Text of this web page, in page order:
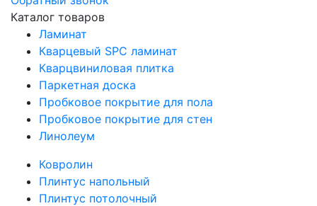
Каталог товаров
Ламинат
Кварцевый SPC ламинат
Кварцвиниловая плитка
Паркетная доска
Пробковое покрытие для пола
Пробковое покрытие для стен
Линолеум
Ковролин
Плинтус напольный
Плинтус потолочный